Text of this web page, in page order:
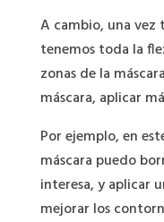
A cambio, una vez
tenemos toda la
zonas de la
máscara, aplicar
Por ejemplo, en
máscara puedo
interesa, y aplicar
mejorar los